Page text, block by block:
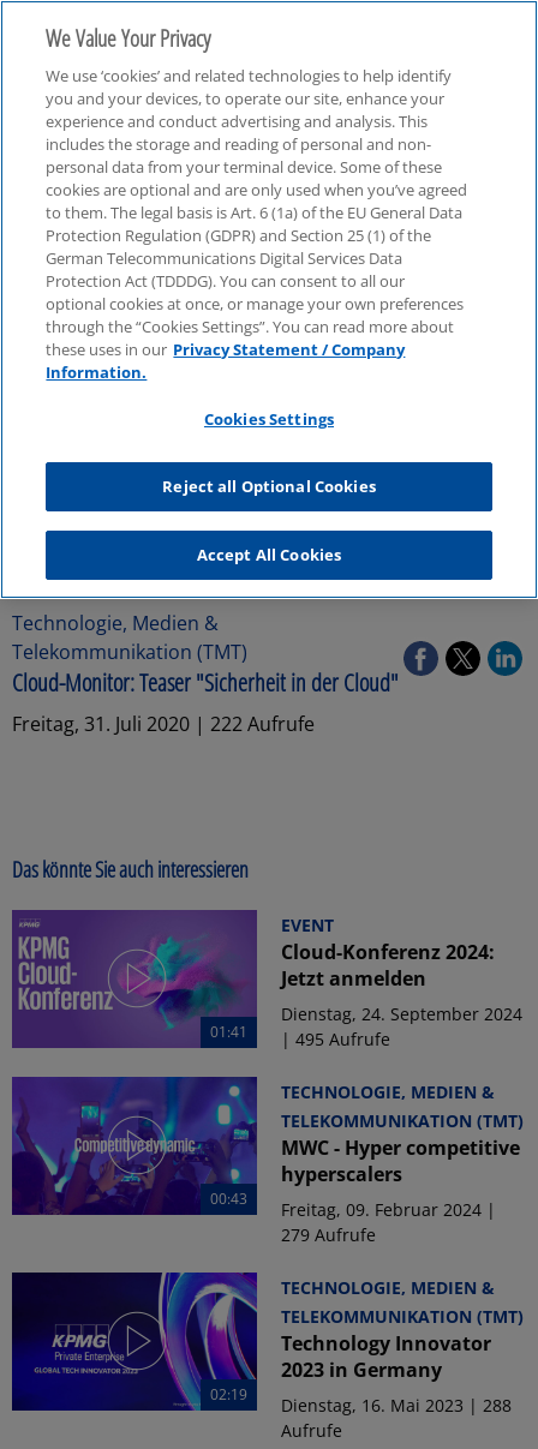
Technologie, Medien & Telekommunikation (TMT)
Technologie, Medien &
Telekommunikation (TMT)
Cloud-Monitor: Teaser "Sicherheit in der Cloud"
Freitag, 31. Juli 2020 | 222 Aufrufe
Das könnte Sie auch interessieren
01:41
EVENT
Cloud-Konferenz 2024:
Jetzt anmelden
Dienstag, 24. September 2024
| 495 Aufrufe
00:43
TECHNOLOGIE, MEDIEN &
TELEKOMMUNIKATION (TMT)
MWC - Hyper competitive
hyperscalers
Freitag, 09. Februar 2024 |
279 Aufrufe
02:19
TECHNOLOGIE, MEDIEN &
TELEKOMMUNIKATION (TMT)
Technology Innovator
2023 in Germany
Dienstag, 16. Mai 2023 | 288
Aufrufe
We Value Your Privacy
We use ‘cookies’ and related technologies to help identify
you and your devices, to operate our site, enhance your
experience and conduct advertising and analysis. This
includes the storage and reading of personal and non-
personal data from your terminal device. Some of these
cookies are optional and are only used when you’ve agreed
to them. The legal basis is Art. 6 (1a) of the EU General Data
Protection Regulation (GDPR) and Section 25 (1) of the
German Telecommunications Digital Services Data
Protection Act (TDDDG). You can consent to all our
optional cookies at once, or manage your own preferences
through the “Cookies Settings”. You can read more about
these uses in our Privacy Statement / Company
Information.
Cookies Settings
Reject all Optional Cookies
Accept All Cookies